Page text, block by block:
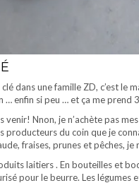
dans une famille ZD, c’est le
… enfin si peu … et ça me
venir! Nnon, je n’achète pas
producteurs du coin que je
fraises, prunes et pêches,
laitiers . En bouteilles et
pour le beurre. Les légumes